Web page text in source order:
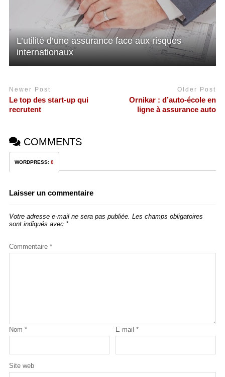
L’utilité d’une assurance face aux risques
internationaux
Newer Post
Le top des start-up qui
recrutent
Older Post
Ornikar : d’auto-école en
ligne à assurance auto
COMMENTS
WORDPRESS: 0
Laisser un commentaire
Votre adresse e-mail ne sera pas publiée. Les champs obligatoires
sont indiqués avec *
Commentaire *
Nom * E-mail*
Site web